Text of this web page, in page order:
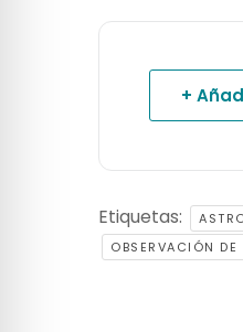
+
Etiquetas:
OBSERVACIÓN DE